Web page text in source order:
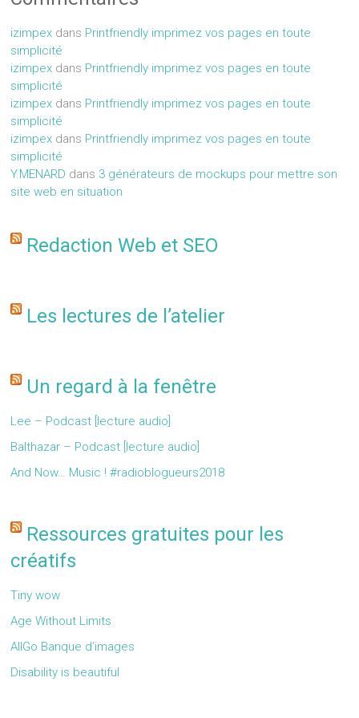
izimpex dans Printfriendly imprimez vos pages en toute
simplicité
izimpex dans Printfriendly imprimez vos pages en toute
simplicité
izimpex dans Printfriendly imprimez vos pages en toute
simplicité
izimpex dans Printfriendly imprimez vos pages en toute
simplicité
Y.MENARD dans 3 générateurs de mockups pour mettre son
site web en situation
Redaction Web et SEO
Les lectures de l’atelier
Un regard à la fenêtre
Lee – Podcast [lecture audio]
Balthazar – Podcast [lecture audio]
And Now… Music ! #radioblogueurs2018
Ressources gratuites pour les
créatifs
Tiny wow
Age Without Limits
AllGo Banque d’images
Disability is beautiful